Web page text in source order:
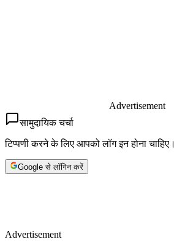
Advertisement
सामुदायिक चर्चा
टिप्पणी करने के लिए आपको लॉग इन होना चाहिए।
Google से लॉगिन करें
Advertisement